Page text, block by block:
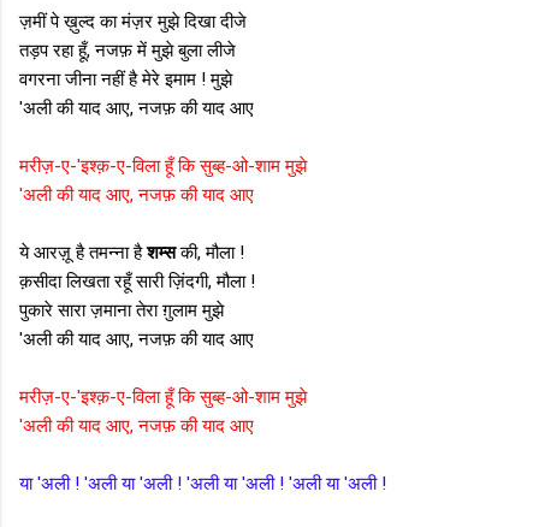
ज़मीं पे ख़ुल्द का मंज़र मुझे दिखा दीजे
तड़प रहा हूँ, नजफ़ में मुझे बुला लीजे
वगरना जीना नहीं है मेरे इमाम ! मुझे
'अली की याद आए, नजफ़ की याद आए
मरीज़-ए-'इश्क़-ए-विला हूँ कि सुब्ह-ओ-शाम मुझे
'अली की याद आए, नजफ़ की याद आए
ये आरज़ू है तमन्ना हैशम्सकी, मौला !
क़सीदा लिखता रहूँ सारी ज़िंदगी, मौला !
पुकारे सारा ज़माना तेरा ग़ुलाम मुझे
'अली की याद आए, नजफ़ की याद आए
मरीज़-ए-'इश्क़-ए-विला हूँ कि सुब्ह-ओ-शाम मुझे
'अली की याद आए, नजफ़ की याद आए
या 'अली ! 'अली या 'अली ! 'अली या 'अली ! 'अली या 'अली !